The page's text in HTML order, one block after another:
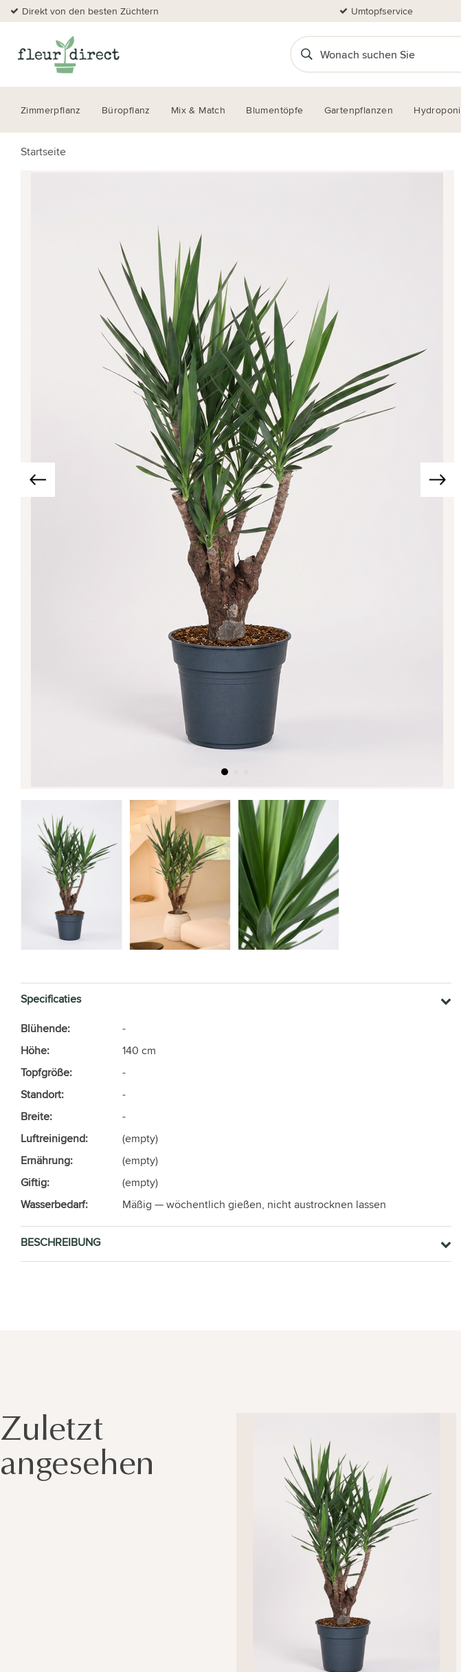
Direkt von den besten Züchtern Umtopfservice
Zimmerpflanz Büropflanz Mix & Match Blumentöpfe Gartenpflanzen
Startseite
Specificaties
Blühende:
-
Höhe:
140 cm
Topfgröße:
-
Standort:
-
Breite:
-
Luftreinigend:
(empty)
Ernährung:
(empty)
Giftig:
(empty)
Wasserbedarf:
Mäßig — wöchentlich gießen, nicht austrocknen lassen
BESCHREIBUNG
Zuletzt
angesehen